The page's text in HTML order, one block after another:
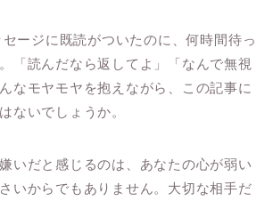
ージに既読がついたのに、何時間待っ
「読んだなら返してよ」「なんで無視
モヤモヤを抱えながら、この記事に
ないでしょうか。
いだと感じるのは、あなたの心が弱い
いからでもありません。大切な相手だ